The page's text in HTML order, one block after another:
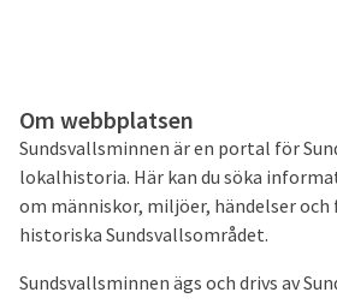
Om webbplatsen
Sundsvallsminnen är en portal för
lokalhistoria. Här kan du söka
om människor, miljöer, händelser
historiska Sundsvallsområdet.
Sundsvallsminnen ägs och drivs av